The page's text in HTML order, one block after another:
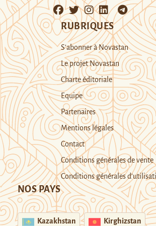
RUBRIQUES
S’abonner à Novastan
Le projet Novastan
Charte éditoriale
Equipe
Partenaires
Mentions légales
Contact
Conditions générales de vente
Conditions générales
NOS PAYS
Kazakhstan Kirghizstan